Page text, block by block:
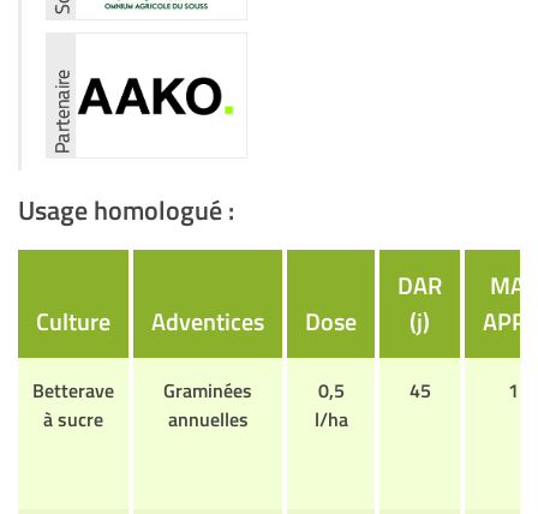
Usage homologué :
Culture Adventices Dose
DAR
(j)
MAX
Betterave
à sucre
Graminées
annuelles
0,5
l/ha
45 1